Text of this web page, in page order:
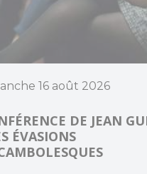
16 août 2026
DE JEAN
ÉVASIONS